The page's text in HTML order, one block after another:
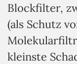
Blockfilter,
(als Schutz
kleinste